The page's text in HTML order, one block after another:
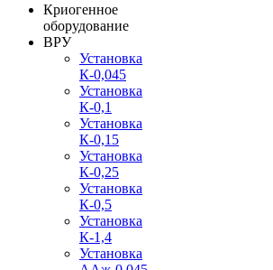
Криогенное
оборудование
ВРУ
Установка
К-0,045
Установка
К-0,1
Установка
К-0,15
Установка
К-0,25
Установка
К-0,5
Установка
К-1,4
Установка